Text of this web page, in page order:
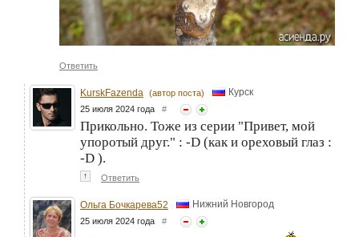
Ответить
KurskFazenda (автор поста) Курск
25 июля 2024 года #
Прикольно. Тоже из серии "Привет, мой
упоротый друг." : -D (как и ореховый глаз :
-D ).
↑ Ответить
Ольга Бочкарева52 Нижний Новгород
25 июля 2024 года #